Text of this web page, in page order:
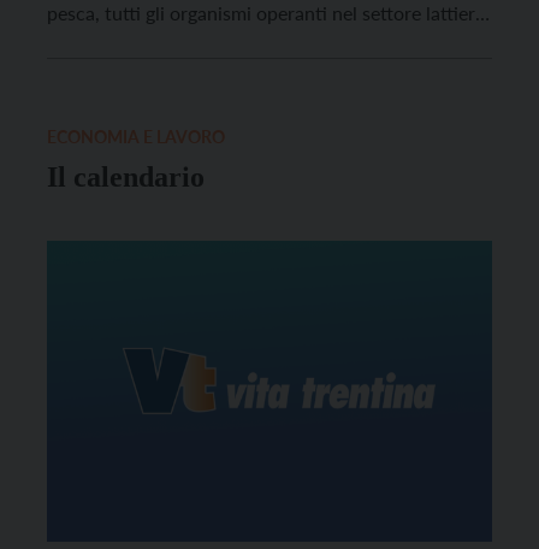
pesca, tutti gli organismi operanti nel settore lattiero
Il calendario